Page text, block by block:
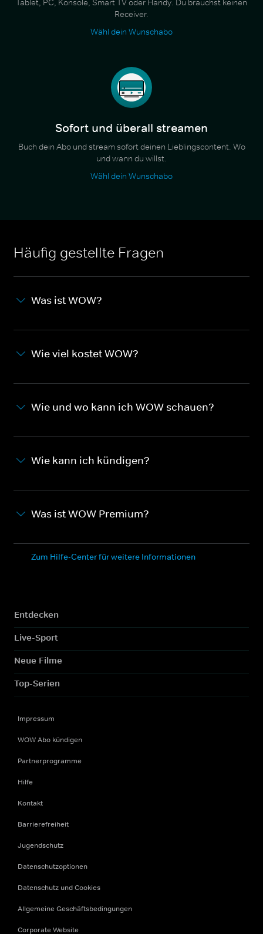
Tablet, PC, Konsole, Smart TV oder Handy. Du brauchst keinen
Receiver.
Wähl dein Wunschabo
Sofort und überall streamen
Buch dein Abo und stream sofort deinen Lieblingscontent. Wo
und wann du willst.
Wähl dein Wunschabo
Häufig gestellte Fragen
Was ist WOW?
Wie viel kostet WOW?
Wie und wo kann ich WOW schauen?
Wie kann ich kündigen?
Was ist WOW Premium?
Zum Hilfe-Center für weitere Informationen
Entdecken
Live-Sport
Neue Filme
Top-Serien
Impressum
WOW Abo kündigen
Partnerprogramme
Hilfe
Kontakt
Barrierefreiheit
Jugendschutz
Datenschutzoptionen
Datenschutz und Cookies
Allgemeine Geschäftsbedingungen
Corporate Website